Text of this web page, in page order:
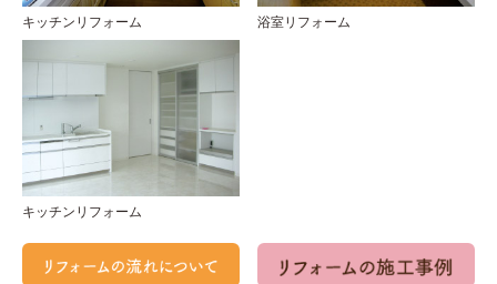
キッチンリフォーム 浴室リフォーム
キッチンリフォーム